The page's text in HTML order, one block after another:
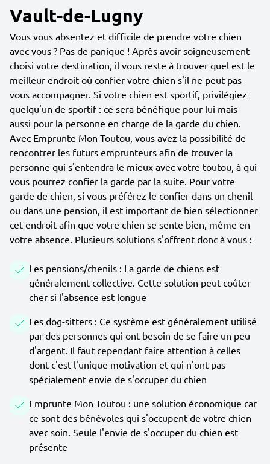
Vault-de-Lugny
Vous vous absentez et difficile de prendre votre chien
avec vous ? Pas de panique ! Après avoir soigneusement
choisi votre destination, il vous reste à trouver quel est le
meilleur endroit où confier votre chien s'il ne peut pas
vous accompagner. Si votre chien est sportif, privilégiez
quelqu'un de sportif : ce sera bénéfique pour lui mais
aussi pour la personne en charge de la garde du chien.
Avec Emprunte Mon Toutou, vous avez la possibilité de
rencontrer les futurs emprunteurs afin de trouver la
personne qui s'entendra le mieux avec votre toutou, à qui
vous pourrez confier la garde par la suite. Pour votre
garde de chien, si vous préférez le confier dans un chenil
ou dans une pension, il est important de bien sélectionner
cet endroit afin que votre chien se sente bien, même en
votre absence. Plusieurs solutions s'offrent donc à vous :
Les pensions/chenils : La garde de chiens est
généralement collective. Cette solution peut coûter
cher si l'absence est longue
Les dog-sitters : Ce système est généralement utilisé
par des personnes qui ont besoin de se faire un peu
d'argent. Il faut cependant faire attention à celles
dont c'est l'unique motivation et qui n'ont pas
spécialement envie de s'occuper du chien
Emprunte Mon Toutou : une solution économique car
ce sont des bénévoles qui s'occupent de votre chien
avec soin. Seule l'envie de s'occuper du chien est
présente